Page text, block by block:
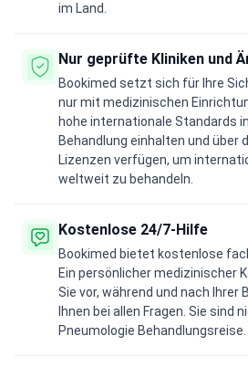
im Land.
Nur geprüfte Kliniken und
Bookimed setzt sich für Ihre
nur mit medizinischen
hohe internationale Standards
Behandlung einhalten und über
Lizenzen verfügen, um
weltweit zu behandeln.
Kostenlose 24/7-Hilfe
Bookimed bietet kostenlose
Ein persönlicher medizinischer
Sie vor, während und nach Ihrer
Ihnen bei allen Fragen. Sie sind
Pneumologie Behandlungsreise.